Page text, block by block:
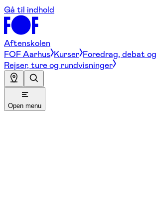
Gå til indhold
Aftenskolen
FOF Aarhus Kurser Foredrag, debat
Rejser, ture og rundvisninger
Open menu